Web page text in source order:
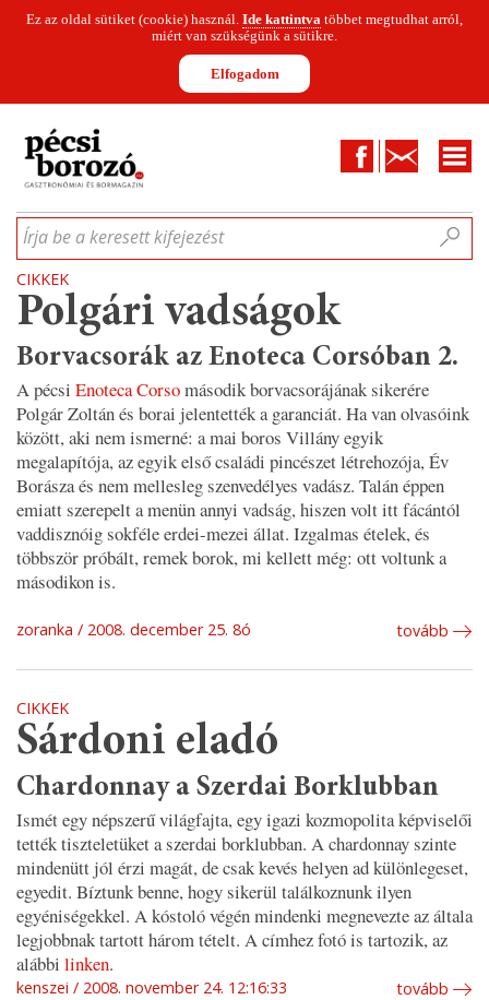
Ez az oldal sütiket (cookie) használ. Ide kattintva többet megtudhat arról,
miért van szükségünk a sütikre.
Elfogadom
FacebookKapcsolat
CIKKEKHÍREKINFOGRAFIKÁKMUNKATÁRSAKWINESOFA
Írja be a keresett kifejezést
CIKKEK
Polgári vadságok
Borvacsorák az Enoteca Corsóban 2.
A pécsi Enoteca Corsomásodik borvacsorájának sikerére
Polgár Zoltán és borai jelentették a garanciát. Ha van olvasóink
között, aki nem ismerné: a mai boros Villány egyik
megalapítója, az egyik első családi pincészet létrehozója, Év
Borásza és nem mellesleg szenvedélyes vadász. Talán éppen
emiatt szerepelt a menün annyi vadság, hiszen volt itt fácántól
vaddisznóig sokféle erdei-mezei állat. Izgalmas ételek, és
többször próbált, remek borok, mi kellett még: ott voltunk a
másodikon is.
zoranka 2008. december 25. 8ó tovább
CIKKEK
Sárdoni eladó
Chardonnay a Szerdai Borklubban
Ismét egy népszerű világfajta, egy igazi kozmopolita képviselői
tették tiszteletüket a szerdai borklubban. A chardonnay szinte
mindenütt jól érzi magát, de csak kevés helyen ad különlegeset,
egyedit. Bíztunk benne, hogy sikerül találkoznunk ilyen
egyéniségekkel. A kóstoló végén mindenki megnevezte az általa
legjobbnak tartott három tételt. A címhez fotó is tartozik, az
alábbi linken.
kenszei 2008. november 24. 12:16:33 tovább